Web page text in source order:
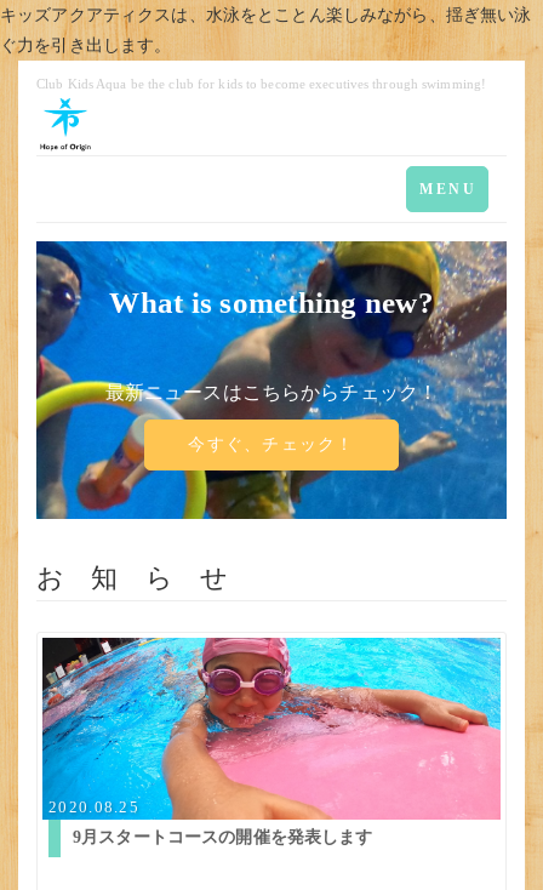
キッズアクアティクスは、水泳をとことん楽しみながら、揺ぎ無い泳
ぐ力を引き出します。
Club Kids Aqua be the club for kids to become executives through swimming!
Toggle
navigation
MENU
What is something new?
最新ニュースはこちらからチェック！
今すぐ、チェック！
お 知 ら せ
2020.08.25
9月スタートコースの開催を発表します